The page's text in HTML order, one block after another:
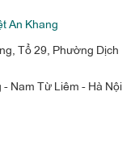
An Khang
Tổ 29, Phường Dịch
Nam Từ Liêm - Hà Nội